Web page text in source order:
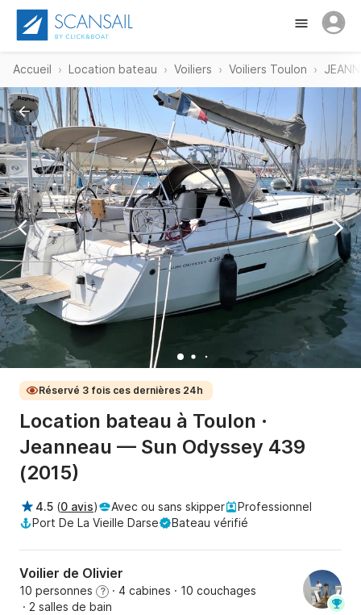
Accueil Location bateau Voiliers Voiliers Toulon
Réservé 3 fois ces dernières 24h
Location bateau à Toulon ·
Jeanneau — Sun Odyssey 439
(2015)
4.5 (0 avis) Avec ou sans skipper
Professionnel
Port De La Vieille Darse
Bateau vérifié
Voilier de Olivier
10 personnes ? · 4 cabines · 10 couchages
· 2 salles de bain